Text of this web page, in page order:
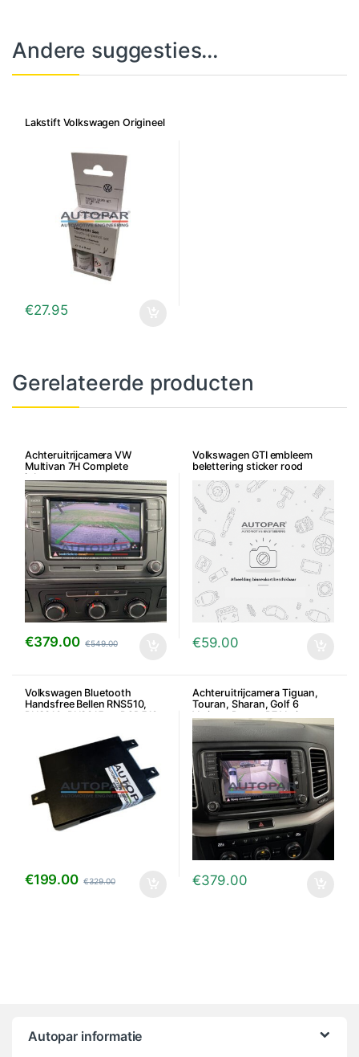
Andere suggesties…
Lakstift Volkswagen Origineel
€27.95
Gerelateerde producten
Achteruitrijcamera VW
Multivan 7H Complete
inbouwset
€379.00 €549.00
Volkswagen GTI embleem
belettering sticker rood
€59.00
Volkswagen Bluetooth
Handsfree Bellen RNS510,
RNS310, RNS315 en RCD510 –
€199.00 €329.00
Achteruitrijcamera Tiguan,
Touran, Sharan, Golf 6
Variant, Passat B7 Variant
€379.00
Autopar informatie